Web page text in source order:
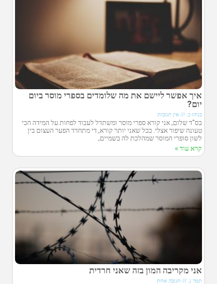
איך אפשר ליישם את מה שלומדים בספרי מוסר ביום
יום?
בניהו כ. אין תגובות
בס"ד שלום, אני קורא ספרי מוסר ומשתדל לעבוד לפחות על המידה הכי
טעונה שיפור אצלי. ככל שאני יותר קורא, די מתחדד הפער העצום בין
לשון סופרי המוסר שמהלכת לה בשמיים,
קרא עוד »
אני מקריבה המון בזה שאני חרדית
תמר נ. תגובה אחת